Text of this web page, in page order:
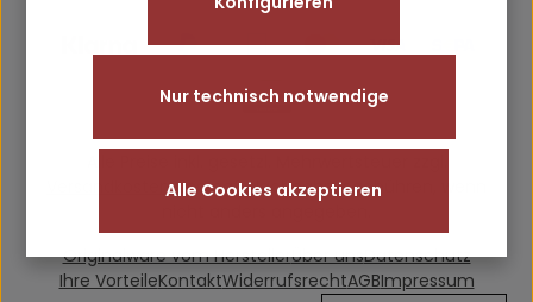
Versandkostenund ggf. Nachnahmegebühren, wenn
Originalware vom HerstellerÜber unsDatenschutz
Ihre VorteileKontaktWiderrufsrechtAGBImpressum
Nur technisch notwendige
Alle Cookies akzeptieren